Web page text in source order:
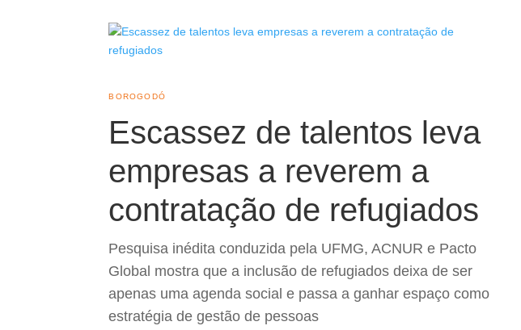
Escassez de talentos leva
empresas a reverem a
contratação de refugiados
BOROGODÓ
Pesquisa inédita conduzida pela UFMG, ACNUR e Pacto
Global mostra que a inclusão de refugiados deixa de ser
apenas uma agenda social e passa a ganhar espaço como
estratégia de gestão de pessoas